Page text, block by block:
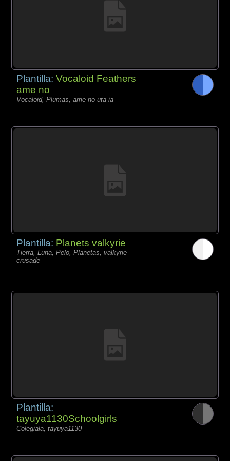
Plantilla:Vocaloid Feathers
ame no
Vocaloid, Plumas, ame no uta ia
Plantilla: Planets valkyrie
Tierra, Luna, Pelo, Planetas, valkyrie
crusade
Plantilla:
tayuya1130Schoolgirls
Colegiala, tayuya1130